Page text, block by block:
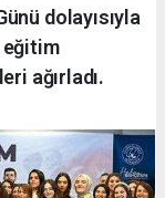
dolayısıyla
eğitim
ağırladı.